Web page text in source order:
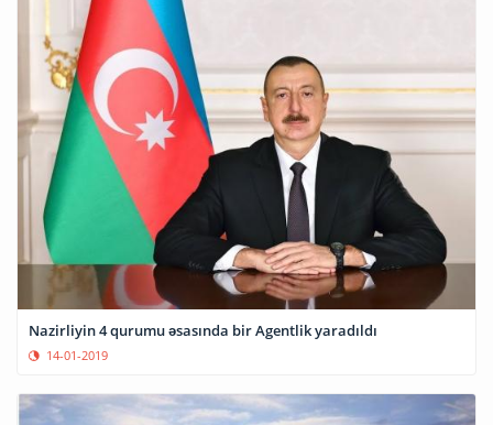
Nazirliyin 4 qurumu əsasında bir Agentlik yaradıldı
14-01-2019